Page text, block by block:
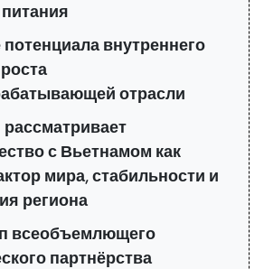
внутреннего
отрасли
с Вьетнамом как
мира, стабильности и
региона
всеобъемлющего
партнёрства